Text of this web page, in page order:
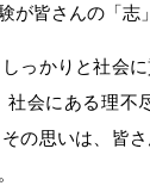
が皆さんの「志
っかりと社会
会にある理
の思いは、皆